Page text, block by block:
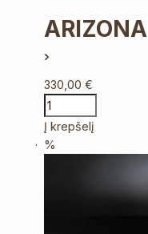
ARIZONA
330,00€
Į krepšelį
%